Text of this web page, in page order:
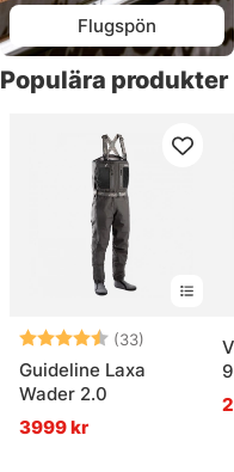
Flugspön
Populära produkter
Betyg: (33)
4.6 utav
Guideline Laxa
Wader 2.0
3999 kr